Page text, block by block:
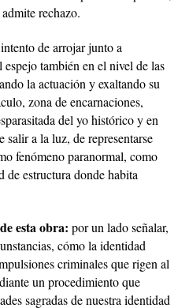
rechazo.
de arrojar junto a
también en el nivel de las
la actuación y exaltando su
zona de encarnaciones,
del yo histórico y en
salir a la luz, de representarse
fenómeno paranormal, como
de estructura donde habita
esta obra: por un lado señalar,
cómo la identidad
criminales que rigen al
un procedimiento que
sagradas de nuestra identidad